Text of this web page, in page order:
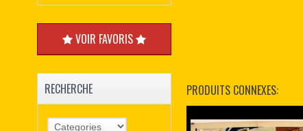
PRODUITS CONNEXES:
VOIR FAVORIS
RECHERCHE